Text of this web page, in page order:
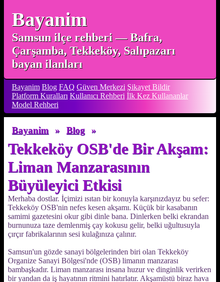
Bayanim
Samsun ilçe rehberi — Bafra,
Çarşamba, Tekkeköy, Salıpazarı
bayan ilanları
Bayanim Blog FAQ Güven Merkezi Şikayet Bildir
Platform Kuralları Kullanıcı Rehberi İlk Kez Kullananlar
Model Rehberi
Bayanim » Blog »
Tekkeköy OSB'de Bir Akşam:
Liman Manzarasının
Büyüleyici Etkisi
Merhaba dostlar. İçimizi ısıtan bir konuyla karşınızdayız bu sefer:
Tekkeköy OSB'nin nefes kesen akşamı. Küçük bir kasabanın
samimi gazetesini okur gibi dinle bana. Dinlerken belki ekrandan
burnunuza taze demlenmiş çay kokusu gelir, belki uğultusuyla
çırçır fabrikalarının sesi kulağınıza çalınır.
Samsun'un gözde sanayi bölgelerinden biri olan Tekkeköy
Organize Sanayi Bölgesi'nde (OSB) limanın manzarası
bambaşkadır. Liman manzarası insana huzur ve dinginlik verirken
bir yandan da iş hayatının ritmini hatırlatır. Akşamüstü biraz hava